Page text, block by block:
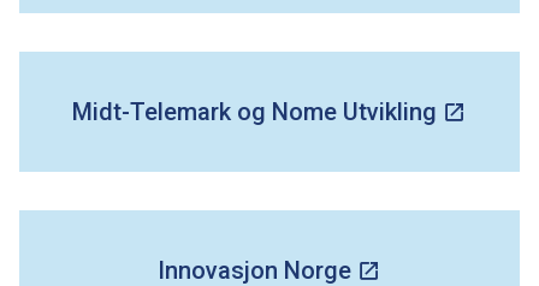
m
k
Midt-Telemark og Nome Utvikling
Innovasjon Norge